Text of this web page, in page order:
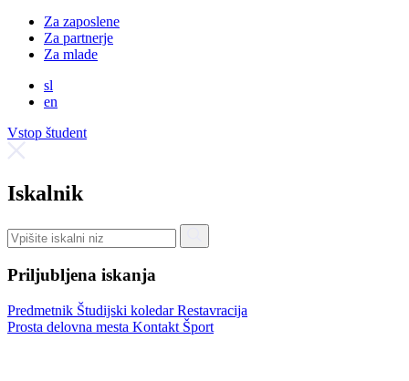
Za zaposlene
Za partnerje
Za mlade
sl
en
Vstop študent
Iskalnik
Priljubljena iskanja
Predmetnik Študijski koledarRestavracija
Prosta delovna mesta Kontakt Šport